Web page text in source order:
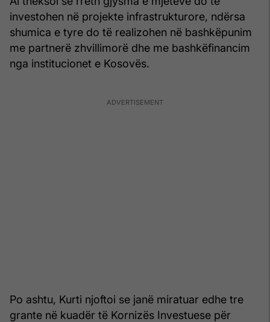
investohen në projekte infrastrukturore, ndërsa
shumica e tyre do të realizohen në bashkëpunim
me partnerë zhvillimorë dhe me bashkëfinancim
nga institucionet e Kosovës.
Po ashtu, Kurti njoftoi se janë miratuar edhe tre
grante në kuadër të Kornizës Investuese për